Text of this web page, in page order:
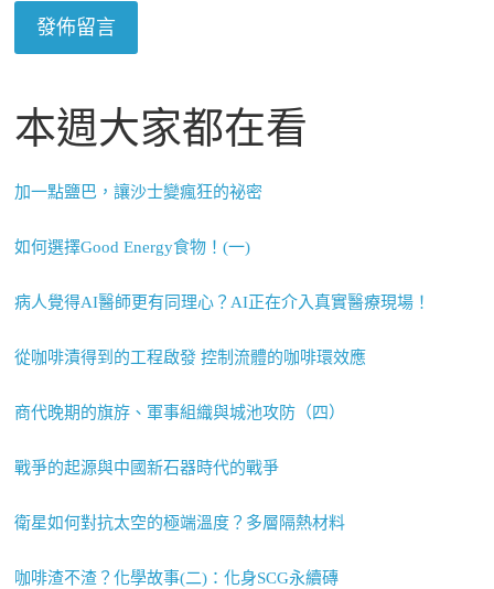
本週大家都在看
加一點鹽巴，讓沙士變瘋狂的祕密
如何選擇Good Energy食物！(一)
病人覺得AI醫師更有同理心？AI正在介入真實醫療現場！
從咖啡漬得到的工程啟發 控制流體的咖啡環效應
商代晚期的旗斿、軍事組織與城池攻防（四）
戰爭的起源與中國新石器時代的戰爭
衛星如何對抗太空的極端溫度？多層隔熱材料
咖啡渣不渣？化學故事(二)：化身SCG永續磚